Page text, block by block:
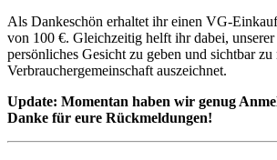
Als Dankeschön erhaltet ihr einen VG-
von 100 €. Gleichzeitig helft ihr dabei, unserer
persönliches Gesicht zu geben und sichtbar zu
Verbrauchergemeinschaft auszeichnet.
Update: Momentan haben wir genug
Danke für eure Rückmeldungen!